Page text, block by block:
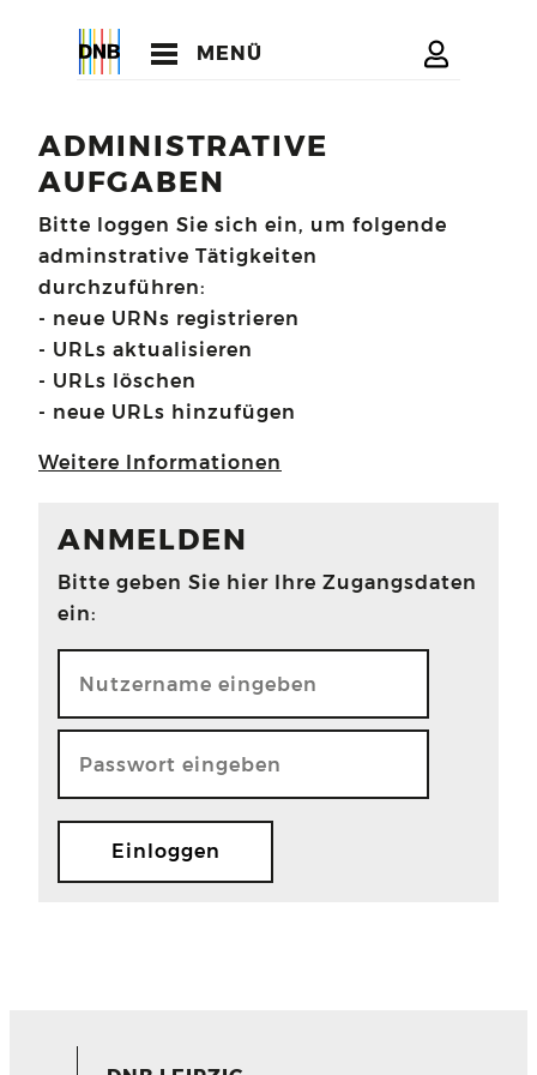
MENÜ
ADMINISTRATIVE
AUFGABEN
Bitte loggen Sie sich ein, um folgende
adminstrative Tätigkeiten
durchzuführen:
- neue URNs registrieren
- URLs aktualisieren
- URLs löschen
- neue URLs hinzufügen
Weitere Informationen
ANMELDEN
Bitte geben Sie hier Ihre Zugangsdaten
ein: